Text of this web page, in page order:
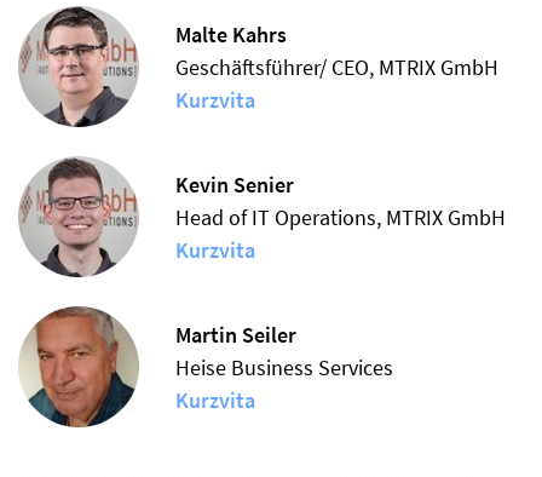
Malte Kahrs
Geschäftsführer/ CEO, MTRIX GmbH
Kurzvita
Kevin Senier
Head of IT Operations, MTRIX GmbH
Kurzvita
Martin Seiler
Heise Business Services
Kurzvita